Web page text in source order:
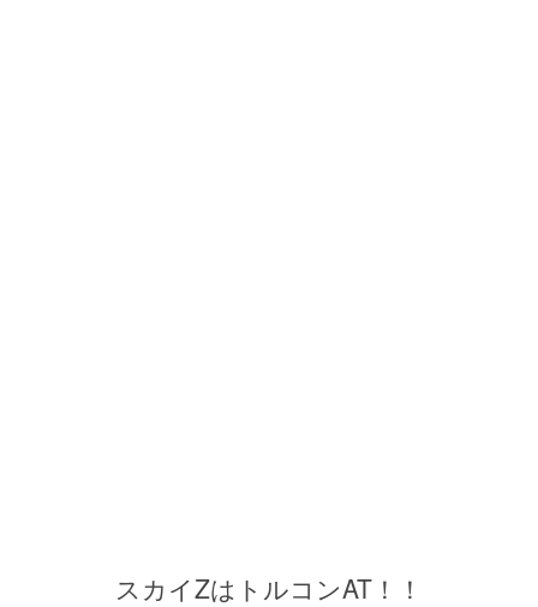
スカイZはトルコンAT！！